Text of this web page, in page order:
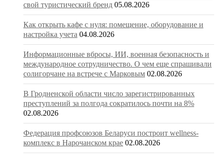
свой туристический бренд 05.08.2026
Как открыть кафе с нуля: помещение, оборудование и
настройка учета 04.08.2026
Информационные вбросы, ИИ, военная безопасность и
международное сотрудничество. О чем еще спрашивали
солигорчане на встрече с Марковым 02.08.2026
В Гродненской области число зарегистрированных
преступлений за полгода сократилось почти на 8%
02.08.2026
Федерация профсоюзов Беларуси построит wellness-
комплекс в Нарочанском крае 02.08.2026